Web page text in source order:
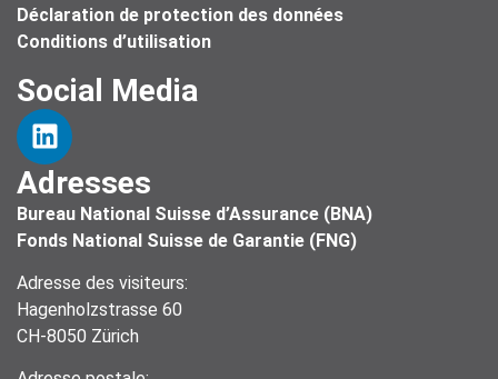
Déclaration de protection des données
Conditions d’utilisation
Social Media
Adresses
Bureau National Suisse d’Assurance (BNA)
Fonds National Suisse de Garantie (FNG)
Adresse des visiteurs:
Hagenholzstrasse 60
CH-8050 Zürich